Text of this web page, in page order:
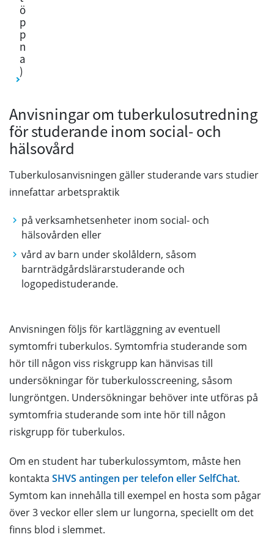
ö
p
p
n
a
)
Anvisningar om tuberkulosutredning
för studerande inom social- och
hälsovård
Tuberkulosanvisningen gäller studerande vars studier
innefattar arbetspraktik
på verksamhetsenheter inom social- och
hälsovården eller
vård av barn under skolåldern, såsom
barnträdgårdslärarstuderande och
logopedistuderande.
Anvisningen följs för kartläggning av eventuell
symtomfri tuberkulos. Symtomfria studerande som
hör till någon viss riskgrupp kan hänvisas till
undersökningar för tuberkulosscreening, såsom
lungröntgen. Undersökningar behöver inte utföras på
symtomfria studerande som inte hör till någon
riskgrupp för tuberkulos.
Om en student har tuberkulossymtom, måste hen
kontakta SHVS antingen per telefon eller SelfChat.
Symtom kan innehålla till exempel en hosta som pågar
över 3 veckor eller slem ur lungorna, speciellt om det
finns blod i slemmet.